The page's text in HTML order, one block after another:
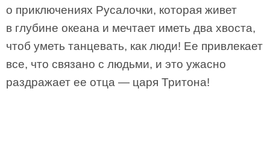
о приключениях Русалочки, которая живет
в глубине океана и мечтает иметь два хвоста,
чтоб уметь танцевать, как люди! Ее привлекает
все, что связано с людьми, и это ужасно
раздражает ее отца — царя Тритона!